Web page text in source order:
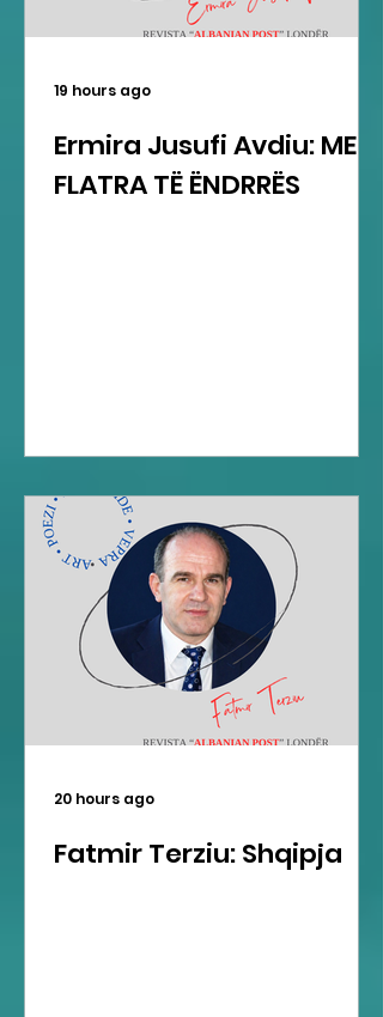
Ermira Jusufi Avdiu: ME
FLATRA TË ËNDRRËS
19 hours ago
Fatmir Terziu: Shqipja
20 hours ago